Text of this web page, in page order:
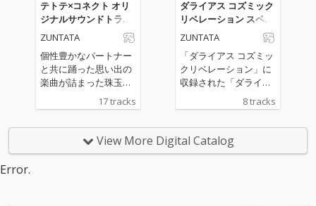
溢れる楽曲が集結し、
聴き応えのあるアルバ
ムとなっており、グル
ーヴコースターユーザ
ーに限らず、音楽ゲー
ムファンやクラブミュ
める内容です。ゲーム
ーティスト陣の魅力と
テトテ×コネクト オリ
ジナルサウンドトラッ
ク
ZUNTATA
個性豊かなパートナー
と共に踊った思い出の
楽曲が詰まった珠玉の
アルバム。ゲーム未収
録の楽曲や、聴き応え
17 tracks
ダライアス コズミック
リベレーション スペシ
ャルトラックス
ZUNTATA
「ダライアス コズミッ
クリベレーション」に
収録された「ダライア
「Gダライアス」の追
シャルミニアルバム。
ZUNTATAのMASAKI、
8 tracks
View More Digital Catalog
Error.